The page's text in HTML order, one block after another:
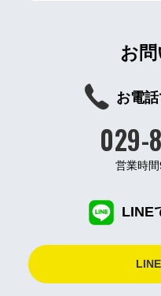
お
お電
029-
営業時
LINE